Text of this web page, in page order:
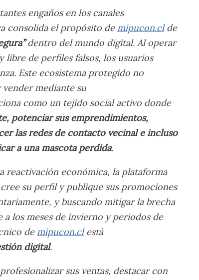
engaños en los canales
consolida el propósito de mipucon.clde
dentro del mundo digital. Al operar
de perfiles falsos, los usuarios
Este ecosistema protegido no
mediante su
como un tejido social activo donde
potenciar sus emprendimientos,
las redes de contacto vecinal e incluso
a una mascota perdida.
reactivación económica, la plataforma
su perfil y publique sus promociones
y buscando mitigar la brecha
los meses de invierno y periodos de
de mipucon.clestá
digital.
sus ventas, destacar con